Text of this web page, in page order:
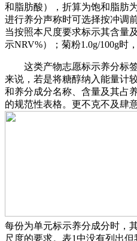
和脂肪酸），折算为饱和脂肪
进行养分声称时可选择按冲调
当按照本尺度要求标示其含量
示NRV%）；菊粉1.0g/100g时
这类产物志愿标示养分标签
来说，若是将糖醇纳入能量计
和养分成分名称、含量及其占
的规范性表格。更不克不及肆意
每份为单元标示养分成分时，
尺度的要求。表1中没有列出